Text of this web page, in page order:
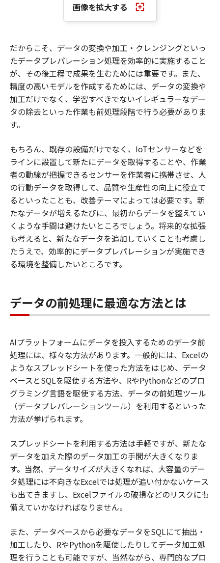
画像を拡大する
だからこそ、データの変換や加工・クレンジングといっ
たデータプレパレーション処理を効率的に実施すること
が、その後工程で成果を生むためには重要です。また、
精度の高いモデルを作成するためには、データの変換や
加工だけでなく、学習すべきでないイレギュラーなデー
タの除去といった作業も前処理段階で行う必要がありま
す。
もちろん、既存の設備だけでなく、IoTセンサーなどを
ラインに設置して新たにデータを取得することや、作業
者の動線が把握できるセンサーを作業者に携帯させ、人
の行動データを取得して、品質や生産性の向上に役立て
るといったことも、改善テーマによっては必要です。新
たなデータが増えるたびに、最初からデータを整えてい
くような手間は避けたいところでしょう。将来的な拡張
も考えると、新たなデータを追加していくことも考慮し
たうえで、効率的にデータプレパレーションが実施でき
る環境を整備したいところです。
データの前処理に最適な方法とは
AIプラットフォームにデータを投入するためのデータ前
処理には、様々な方法があります。一般的には、Excelの
ようなスプレッドシートを使った方法をはじめ、データ
ベースとSQLを駆使する方法や、RやPythonなどのプロ
グラミング言語を駆使する方法、データの前処理ツール
（データプレパレーションツール）を利用するといった
方法が挙げられます。
スプレッドシートを利用する方法は手軽ですが、新たな
データを加えた際のデータ加工の手間が大きくなりま
す。当然、データサイズが大きくなれば、大容量のデー
タ処理には不向きなExcelでは処理が追い付かないケース
も出てきますし、Excelファイルの破損などのリスクにも
備えていかなければなりません。
また、データベースから必要なデータをSQLにて抽出・
加工したり、RやPythonを駆使したりしてデータ加工処
理を行うことも可能ですが、当然ながら、専門的なプロ